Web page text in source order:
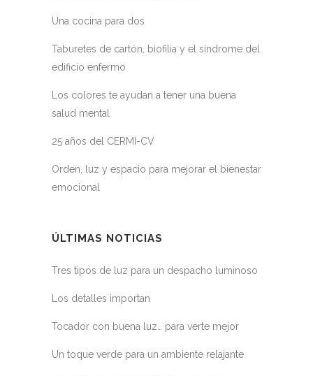
Una cocina para dos
Taburetes de cartón, biofilia y el síndrome del
edificio enfermo
Los colores te ayudan a tener una buena
salud mental
25 años del CERMI-CV
Orden, luz y espacio para mejorar el bienestar
emocional
ÚLTIMAS NOTICIAS
Tres tipos de luz para un despacho luminoso
Los detalles importan
Tocador con buena luz… para verte mejor
Un toque verde para un ambiente relajante